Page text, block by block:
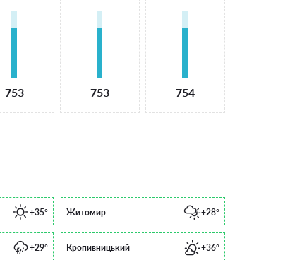
753 753 754
+35° Житомир +28°
+29° Кропивницький +36°